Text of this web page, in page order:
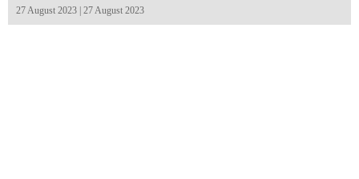
27 August 2023 | 27 August 2023